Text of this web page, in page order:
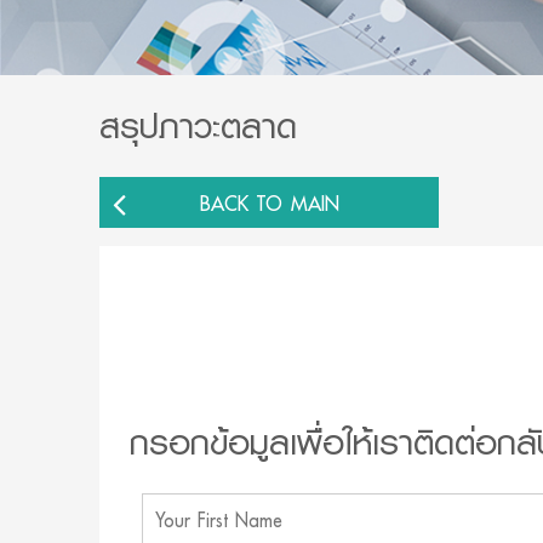
สรุปภาวะตลาด
BACK TO MAIN
กรอกข้อมูลเพื่อให้เราติดต่อก